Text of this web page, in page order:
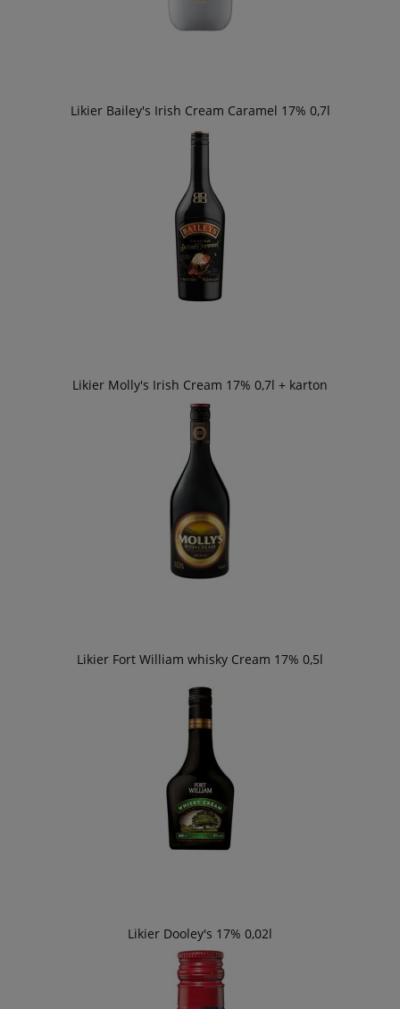
Likier Bailey's Irish Cream Caramel 17% 0,7l
Likier Molly's Irish Cream 17% 0,7l + karton
Likier Fort William whisky Cream 17% 0,5l
Likier Dooley's 17% 0,02l